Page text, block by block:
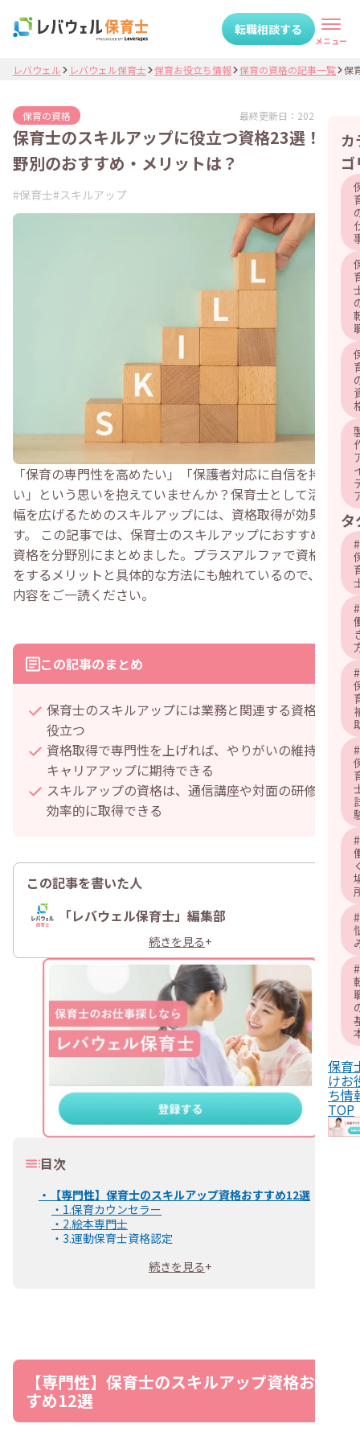
転職相談する
メニュー
カ
ゴ
タ
#
#
#
#
#
#
#
保育
けお
ち情
TOP
レバウェル レバウェル保育士 保育お役立ち情報 保育の資格の記事一覧 保
保育の資格 最終更新日： 2026.08.07
保育士のスキルアップに役立つ資格23選！分
野別のおすすめ・メリットは？
#保育士#スキルアップ
「保育の専門性を高めたい」「保護者対応に自信を持ちた
い」という思いを抱えていませんか？保育士として活躍の
幅を広げるためのスキルアップには、資格取得が効果的で
す。 この記事では、保育士のスキルアップにおすすめの
資格を分野別にまとめました。プラスアルファで資格取得
をするメリットと具体的な方法にも触れているので、ぜひ
内容をご一読ください。
この記事のまとめ
保育士のスキルアップには業務と関連する資格が
役立つ
資格取得で専門性を上げれば、やりがいの維持や
キャリアアップに期待できる
スキルアップの資格は、通信講座や対面の研修で
効率的に取得できる
この記事を書いた人
「レバウェル保育士」編集部
続きを見る+
目次
・
【専門性】保育士のスキルアップ資格おすすめ12選
・ 1.保育カウンセラー
・ 2.絵本専門士
・ 3.運動保育士資格認定
5.チャイルドカウンセラー
・【教育関連】保育士のスキルアップ資格おすすめ3選
・1.幼児教育・保育英語検定（幼保英語検定）
・2.モンテッソーリ教員
・3.リトミック指導者
続きを見る+
【専門性】保育士のスキルアップ資格おす
すめ12選